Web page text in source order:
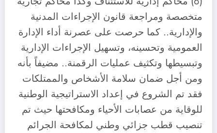
متخصصة ومراجعة قانون الإجراءات المدنية
والإدارية.. كما حرصت على عصرنة أداء الإدارة
العمومية وتحسينه، وتسهيل الإجراءات الإدارية
وتبسيطها وتكثيف عمليات الرقمنة.. مضيفاً بأنه
ومن أجل ضمان سلامة الأشخاص والممتلكات
فقد تم الشروع في إعداد الاستراتيجية الوطنية
للوقاية من عصابات الأحياء ومكافحتها حيث تم
تنصيب قطب جزائي وطني لمكافحة الجرائم